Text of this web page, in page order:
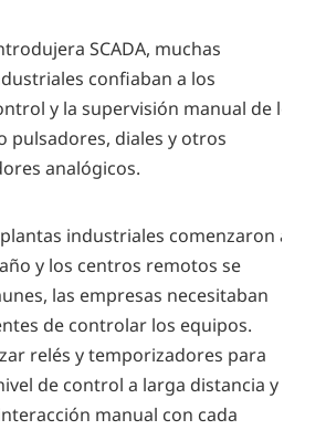
SCADA, muchas
confiaban a los
y la supervisión manual de los
pulsadores, diales y otros
analógicos.
plantas industriales comenzaron a
y los centros remotos se
las empresas necesitaban
de controlar los equipos.
relés y temporizadores para
de control a larga distancia y
manual con cada